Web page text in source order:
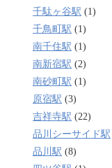
千駄ヶ谷駅 (1)
千鳥町駅 (1)
南千住駅 (1)
南新宿駅 (2)
南砂町駅 (1)
原宿駅 (3)
吉祥寺駅 (22)
品川シーサイド駅
品川駅 (8)